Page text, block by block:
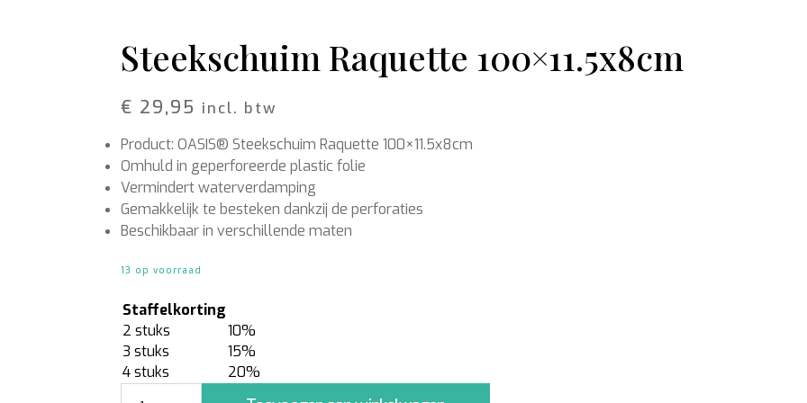
Wolkoord
VOEDING EN
Bloemen voeding
Schoonmaak artikelen
Steekschuim Raquette 100×11.5x8cm
€ 29,95 incl. btw
Product: OASIS® Steekschuim Raquette 100×11.5x8cm
Omhuld in geperforeerde plastic folie
Vermindert waterverdamping
Gemakkelijk te besteken dankzij de perforaties
Beschikbaar in verschillende maten
13 op voorraad
Staffelkorting
2 stuks
10%
3 stuks
15%
4 stuks
20%